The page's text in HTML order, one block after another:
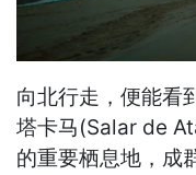
向北行走，便能
塔卡马(Salar de
的重要栖息地，成